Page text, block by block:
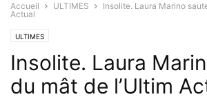
Accueil ULTIMES
Insolite. Laura Marino
Actual
ULTIMES
Insolite. Laura
du mât de l’Ultim